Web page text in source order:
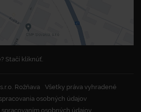
Stačí kliknúť.
Rožňava
Všetky práva vyhradené
osobných údajov
spracovaním osobných údajov